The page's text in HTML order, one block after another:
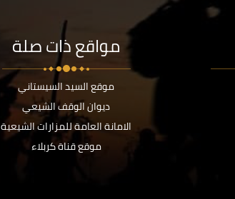
مواقع ذات صلة
موقع السيد السيستاني
ديوان الوقف الشيعي
الامانة العامة للمزارات الشيعية
موقع قناة كربلاء